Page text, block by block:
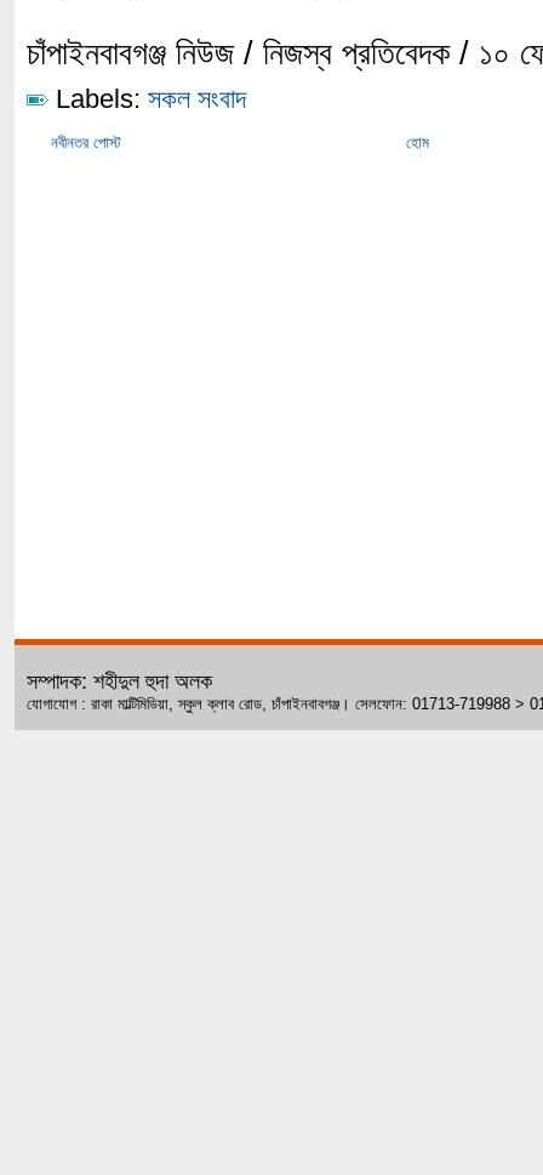
চাঁপাইনবাবগঞ্জ নিউজ / নিজস্ব প্রতিবেদক / ১০
Labels: সকল সংবাদ
নবীনতর পোস্ট হোম
সম্পাদক: শহীদুল হুদা অলক
যোগাযোগ : রাকা মাল্টিমিডিয়া, স্কুল ক্লাব রোড, চাঁপাইনবাবগঞ্জ। সেলফোন: 01713-